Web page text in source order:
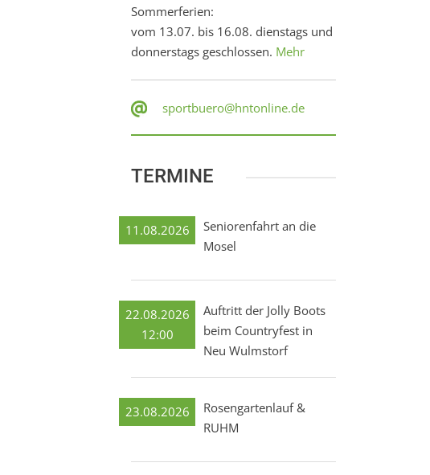
Sommerferien:
vom 13.07. bis 16.08. dienstags und
donnerstags geschlossen. Mehr
sportbuero@hntonline.de
TERMINE
11.08.2026
Seniorenfahrt an die
Mosel
22.08.2026
12:00
Auftritt der Jolly Boots
beim Countryfest in
Neu Wulmstorf
23.08.2026
Rosengartenlauf &
RUHM